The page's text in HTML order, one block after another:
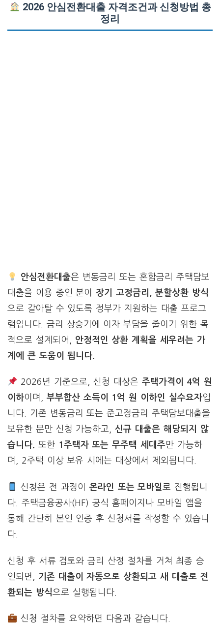
2026 안심전환대출 자격조건과 신청방법 총
정리
안심전환대출은 변동금리 또는 혼합금리 주택담보
대출을 이용 중인 분이 장기 고정금리, 분할상환 방식
으로 갈아탈 수 있도록 정부가 지원하는 대출 프로그
램입니다. 금리 상승기에 이자 부담을 줄이기 위한 목
적으로 설계되어, 안정적인 상환 계획을 세우려는 가
계에 큰 도움이 됩니다.
2026년 기준으로, 신청 대상은 주택가격이 4억 원
이하이며, 부부합산 소득이 1억 원 이하인 실수요자입
니다. 기존 변동금리 또는 준고정금리 주택담보대출을
보유한 분만 신청 가능하고,신규 대출은 해당되지 않
습니다. 또한 1주택자 또는 무주택 세대주만 가능하
며, 2주택 이상 보유 시에는 대상에서 제외됩니다.
신청은 전 과정이 온라인 또는 모바일로 진행됩니
다. 주택금융공사(HF) 공식 홈페이지나 모바일 앱을
통해 간단히 본인 인증 후 신청서를 작성할 수 있습니
다.
신청 후 서류 검토와 금리 산정 절차를 거쳐 최종 승
인되면, 기존 대출이 자동으로 상환되고 새 대출로 전
환되는 방식 으로 실행됩니다.
신청 절차를 요약하면 다음과 같습니다.